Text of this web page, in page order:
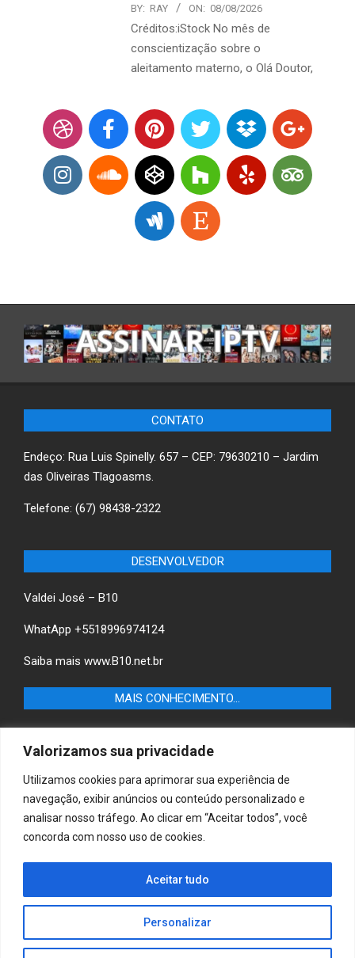
Valorizamos sua privacidade
Utilizamos cookies para aprimorar sua experiência de
navegação, exibir anúncios ou conteúdo personalizado e
analisar nosso tráfego. Ao clicar em “Aceitar todos”, você
concorda com nosso uso de cookies.
Personalizar
Aceitar tudo
BY: RAY ON: 08/08/2026
Créditos:iStock No mês de
conscientização sobre o
aleitamento materno, o Olá Doutor,
CONTATO
Endeço: Rua Luis Spinelly. 657 – CEP: 79630210 – Jardim
das Oliveiras Tlagoasms.
Telefone: (67) 98438-2322
DESENVOLVEDOR
Valdei José – B10
WhatApp +5518996974124
Saiba mais www.B10.net.br
MAIS CONHECIMENTO…
Castilho-SP e descubra as melhores empresas e serviços
locais.
B10 Brasil – Informação e Poder
MAIS CONHECIMENTO…
Casa & Jardim – Descubra as melhores dicas e
inspirações para transformar sua casa e jardim em
ambientes acolhedores e funcionais.